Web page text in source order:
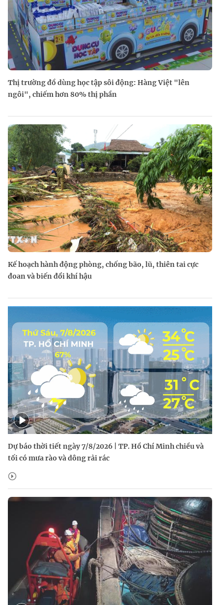
Thị trường đồ dùng học tập sôi động: Hàng Việt "lên
ngôi", chiếm hơn 80% thị phần
Kế hoạch hành động phòng, chống bão, lũ, thiên tai cực
đoan và biến đổi khí hậu
Dự báo thời tiết ngày 7/8/2026 | TP. Hồ Chí Minh chiều và
tối có mưa rào và dông rải rác